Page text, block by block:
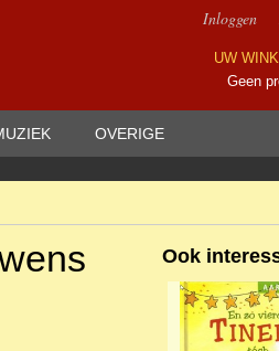
Inloggen
UW
Geen
OVERIGE
Ook